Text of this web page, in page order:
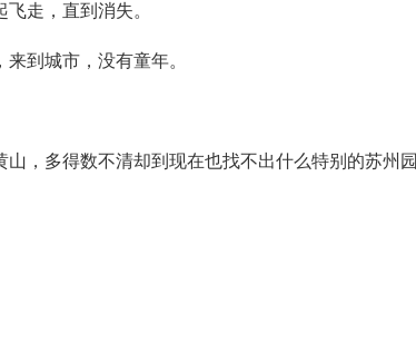
走，直到消失。
到城市，没有童年。
，多得数不清却到现在也找不出什么特别的苏州园